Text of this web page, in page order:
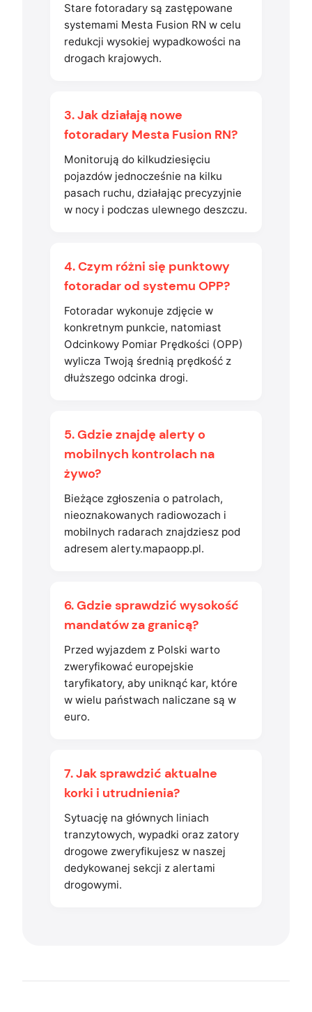
Stare fotoradary są zastępowane
systemami Mesta Fusion RN w celu
redukcji wysokiej wypadkowości na
drogach krajowych.
3. Jak działają nowe
fotoradary Mesta Fusion RN?
Monitorują do kilkudziesięciu
pojazdów jednocześnie na kilku
pasach ruchu, działając precyzyjnie
w nocy i podczas ulewnego deszczu.
4. Czym różni się punktowy
fotoradar od systemu OPP?
Fotoradar wykonuje zdjęcie w
konkretnym punkcie, natomiast
Odcinkowy Pomiar Prędkości (OPP)
wylicza Twoją średnią prędkość z
dłuższego odcinka drogi.
5. Gdzie znajdę alerty o
mobilnych kontrolach na
żywo?
Bieżące zgłoszenia o patrolach,
nieoznakowanych radiowozach i
mobilnych radarach znajdziesz pod
adresem alerty.mapaopp.pl.
6. Gdzie sprawdzić wysokość
mandatów za granicą?
Przed wyjazdem z Polski warto
zweryfikować europejskie
taryfikatory, aby uniknąć kar, które
w wielu państwach naliczane są w
euro.
7. Jak sprawdzić aktualne
korki i utrudnienia?
Sytuację na głównych liniach
tranzytowych, wypadki oraz zatory
drogowe zweryfikujesz w naszej
dedykowanej sekcji z alertami
drogowymi.